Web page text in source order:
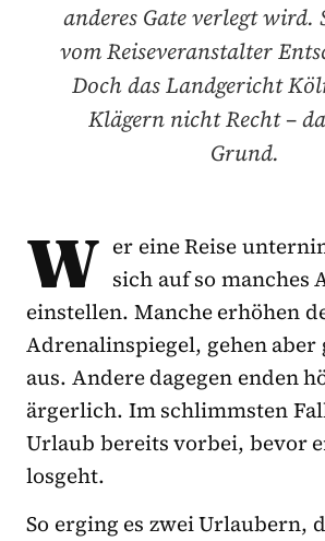
anderes Gate verlegt wird.
vom Reiseveranstalter
Doch das Landgericht
Klägern nicht Recht –
Grund.
W er eine Reise
sich auf so manches
einstellen. Manche erhöhen
Adrenalinspiegel, gehen
aus. Andere dagegen enden
ärgerlich. Im schlimmsten
Urlaub bereits vorbei, bevor
losgeht.
So erging es zwei Urlaubern,